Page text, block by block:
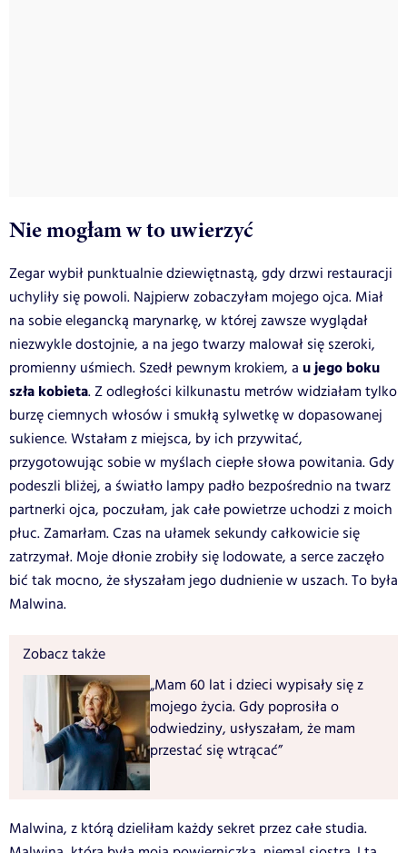
Nie mogłam w to uwierzyć
Zegar wybił punktualnie dziewiętnastą, gdy drzwi restauracji
uchyliły się powoli. Najpierw zobaczyłam mojego ojca. Miał
na sobie elegancką marynarkę, w której zawsze wyglądał
niezwykle dostojnie, a na jego twarzy malował się szeroki,
promienny uśmiech. Szedł pewnym krokiem, a u jego boku
szła kobieta. Z odległości kilkunastu metrów widziałam tylko
burzę ciemnych włosów i smukłą sylwetkę w dopasowanej
sukience. Wstałam z miejsca, by ich przywitać,
przygotowując sobie w myślach ciepłe słowa powitania. Gdy
podeszli bliżej, a światło lampy padło bezpośrednio na twarz
partnerki ojca, poczułam, jak całe powietrze uchodzi z moich
płuc. Zamarłam. Czas na ułamek sekundy całkowicie się
zatrzymał. Moje dłonie zrobiły się lodowate, a serce zaczęło
bić tak mocno, że słyszałam jego dudnienie w uszach. To była
Malwina.
Zobacz także
„Mam 60 lat i dzieci wypisały się z
mojego życia. Gdy poprosiła o
odwiedziny, usłyszałam, że mam
przestać się wtrącać”
Malwina, z którą dzieliłam każdy sekret przez całe studia.